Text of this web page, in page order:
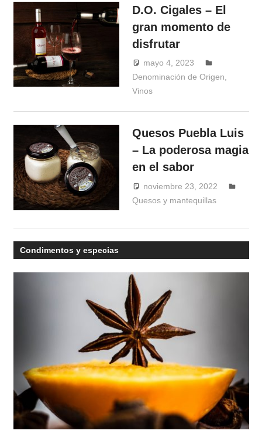
D.O. Cigales – El
gran momento de
disfrutar
mayo 4, 2023
Denominación de Origen,
Vinos
Quesos Puebla Luis
– La poderosa magia
en el sabor
noviembre 23, 2022
Quesos y mantequillas
Condimentos y especias